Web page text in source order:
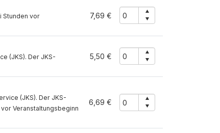
Stunden vor
7,69 €
(JKS). Der JKS-
5,50 €
(JKS). Der JKS-
Veranstaltungsbeginn
6,69 €